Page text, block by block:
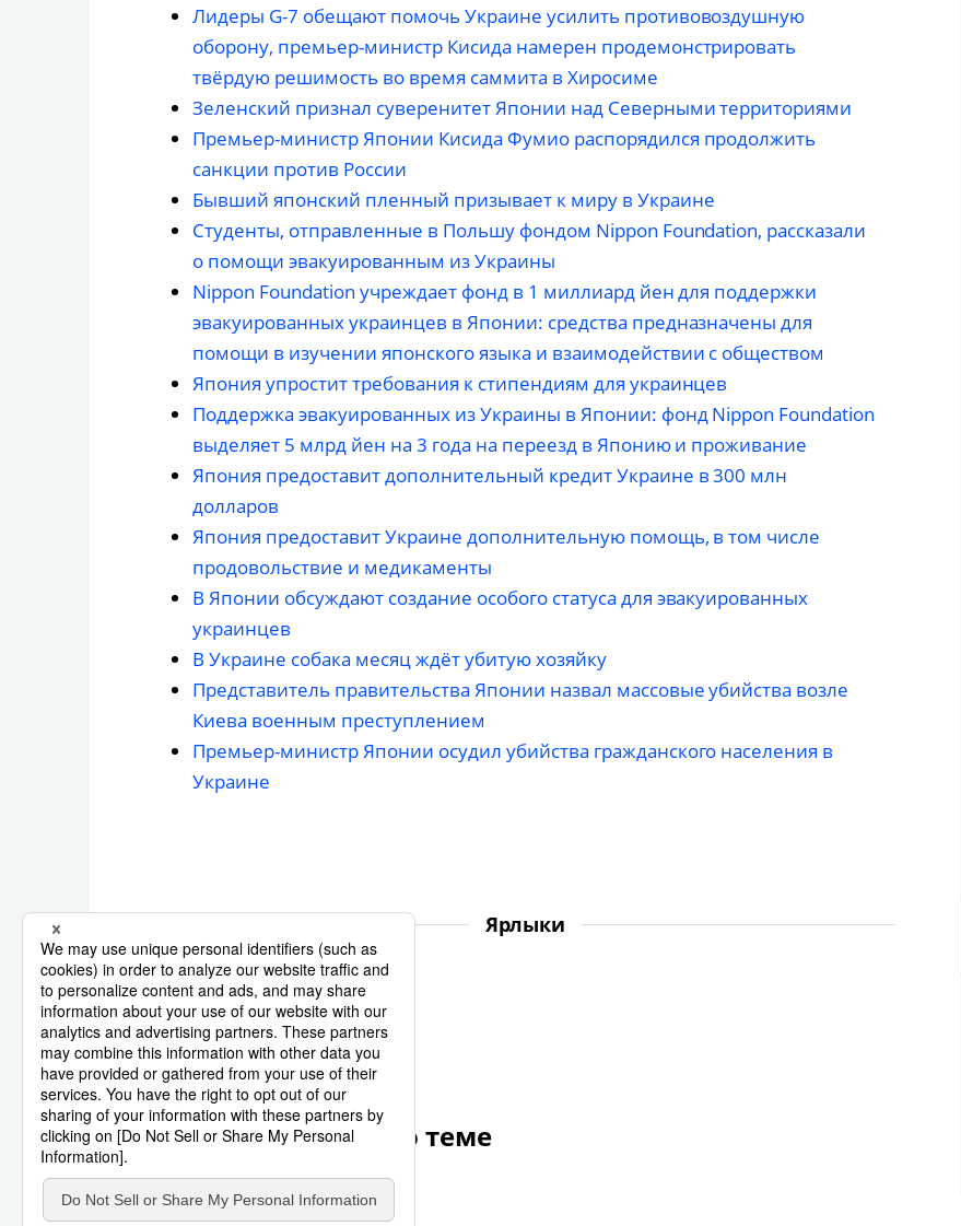
Лидеры G-7 обещают помочь Украине усилить противовоздушную
оборону, премьер-министр Кисида намерен продемонстрировать
твёрдую решимость во время саммита в Хиросиме
Зеленский признал суверенитет Японии над Северными территориями
Премьер-министр Японии Кисида Фумио распорядился продолжить
санкции против России
Бывший японский пленный призывает к миру в Украине
Студенты, отправленные в Польшу фондом Nippon Foundation, рассказали
о помощи эвакуированным из Украины
Nippon Foundation учреждает фонд в 1 миллиард йен для поддержки
эвакуированных украинцев в Японии: средства предназначены для
помощи в изучении японского языка и взаимодействии с обществом
Япония упростит требования к стипендиям для украинцев
Поддержка эвакуированных из Украины в Японии: фонд Nippon Foundation
выделяет 5 млрд йен на 3 года на переезд в Японию и проживание
Япония предоставит дополнительный кредит Украине в 300 млн
долларов
Япония предоставит Украине дополнительную помощь, в том числе
продовольствие и медикаменты
В Японии обсуждают создание особого статуса для эвакуированных
украинцев
В Украине собака месяц ждёт убитую хозяйку
Представитель правительства Японии назвал массовые убийства возле
Киева военным преступлением
Премьер-министр Японии осудил убийства гражданского населения в
Украине
Ярлыки
Украина Jiji Press
Другие статьи по теме